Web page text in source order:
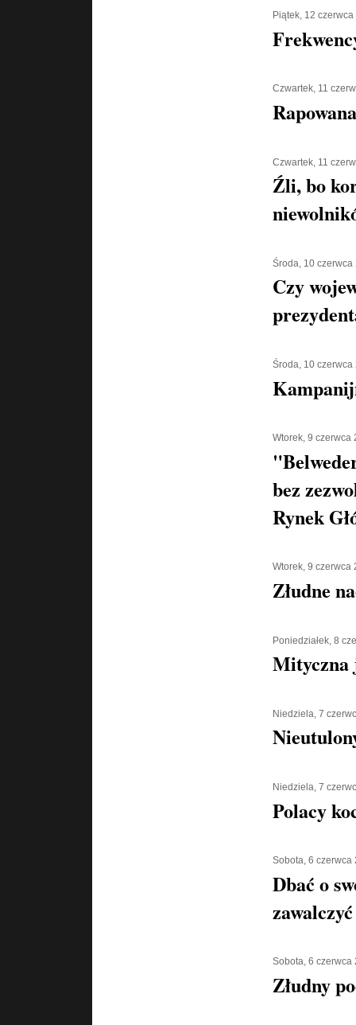
Piątek, 12
Czwartek, 11
Czwartek, 11
Źli, bo
Środa, 10 czerwca
Czy
Środa, 10 czerwca
Wtorek, 9 czerwca
bez
Rynek
Wtorek, 9 czerwca
Złudne
Poniedziałek, 8
Mityczna
Niedziela, 7
Niedziela, 7
Polacy
Sobota, 6 czerwca
Dbać o
Sobota, 6 czerwca
Złudny